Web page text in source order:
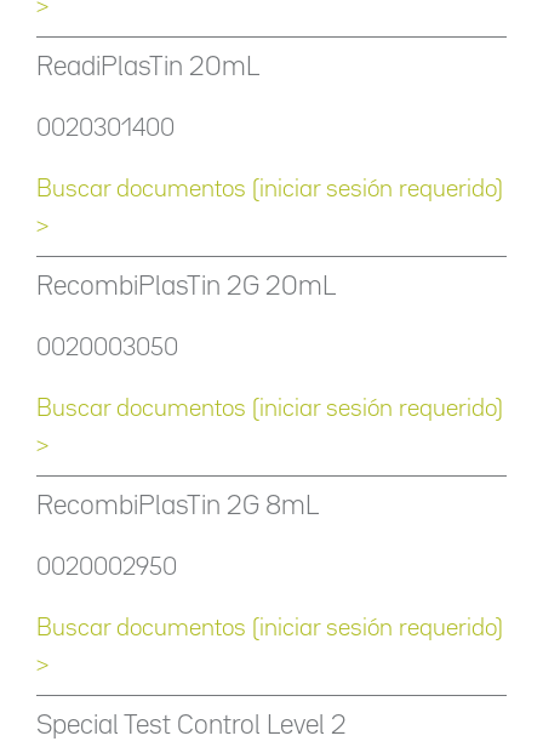
>
ReadiPlasTin 20mL
0020301400
Buscar documentos (iniciar sesión requerido)
>
RecombiPlasTin 2G 20mL
0020003050
Buscar documentos (iniciar sesión requerido)
>
RecombiPlasTin 2G 8mL
0020002950
Buscar documentos (iniciar sesión requerido)
>
Special Test Control Level 2